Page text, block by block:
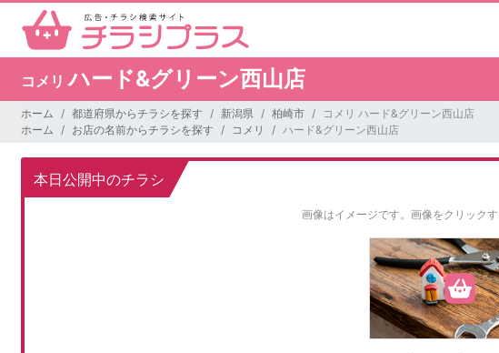
コメリハード&グリーン西山店
ホーム 都道府県からチラシを探す 新潟県 柏崎市
コメリ ハード&グリーン西山店
ホーム
お店の名前からチラシを探す コメリ ハード&グリーン西山店
本日公開中のチラシ
画像はイメージです。 画像をクリック